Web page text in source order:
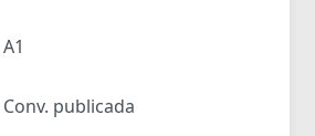
A1
Conv. publicada